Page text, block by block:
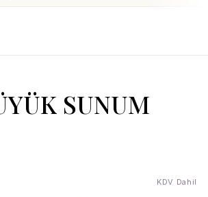
SUNUM
KDV Dahil